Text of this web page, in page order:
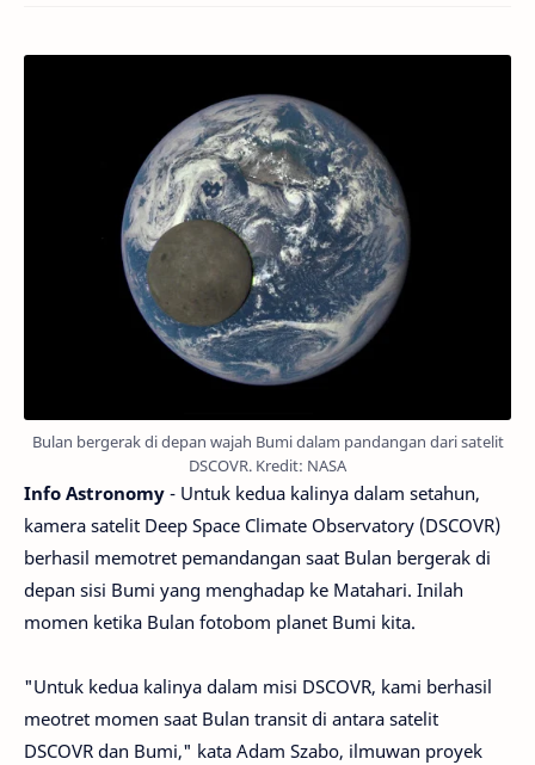
Bulan bergerak di depan wajah Bumi dalam pandangan dari satelit
DSCOVR. Kredit: NASA
Info Astronomy - Untuk kedua kalinya dalam setahun,
kamera satelit Deep Space Climate Observatory (DSCOVR)
berhasil memotret pemandangan saat Bulan bergerak di
depan sisi Bumi yang menghadap ke Matahari. Inilah
momen ketika Bulan fotobom planet Bumi kita.
"Untuk kedua kalinya dalam misi DSCOVR, kami berhasil
meotret momen saat Bulan transit di antara satelit
DSCOVR dan Bumi," kata Adam Szabo, ilmuwan proyek